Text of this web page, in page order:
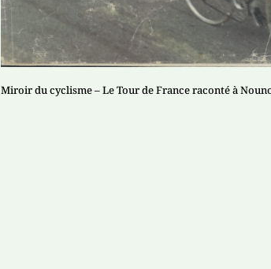
Miroir du cyclisme – Le Tour de France raconté à